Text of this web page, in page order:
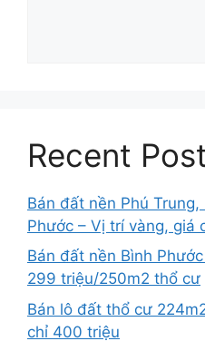
Recent
Bán đất nền Phú
Phước – Vị trí vàng, giá
Bán đất nền Bình
299 triệu/250m2 thổ cư
Bán lô đất thổ cư
chỉ 400 triệu